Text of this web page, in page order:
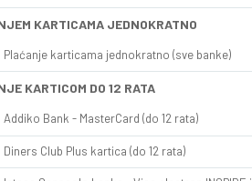
KARTICAMA JEDNOKRATNO
Plaćanje karticama jednokratno (sve banke)
KARTICOM DO 12 RATA
Addiko Bank - MasterCard (do 12 rata)
Diners Club Plus kartica (do 12 rata)